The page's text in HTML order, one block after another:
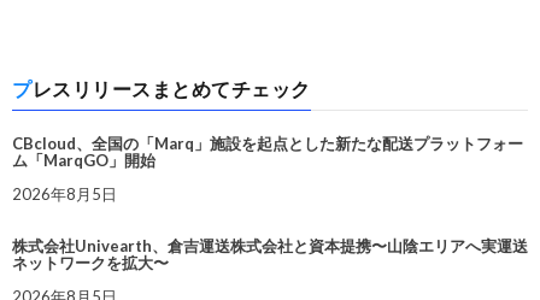
プレスリリースまとめてチェック
CBcloud、全国の「Marq」施設を起点とした新たな配送プラットフォー
ム「MarqGO」開始
2026年8月5日
株式会社Univearth、倉吉運送株式会社と資本提携〜山陰エリアへ実運送
ネットワークを拡大〜